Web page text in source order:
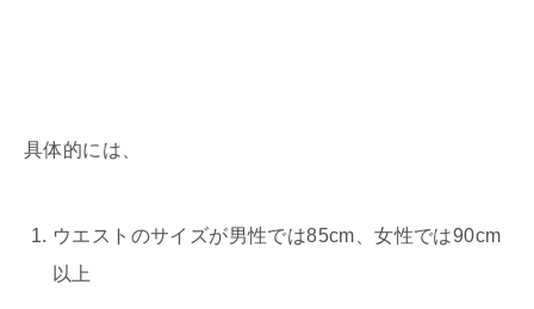
具体的には、
ウエストのサイズが男性では85cm、女性では90cm
以上